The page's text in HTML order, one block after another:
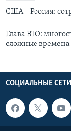
США – Россия:
Глава ВТО:
сложные времена
СОЦИАЛЬНЫЕ СЕТИ